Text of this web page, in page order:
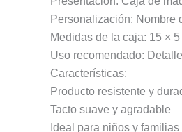
Personalización: Nombre
Medidas de la caja: 15 ×
Uso recomendado:
Características:
Producto resistente y
Tacto suave y agradable
Ideal para niños y familias